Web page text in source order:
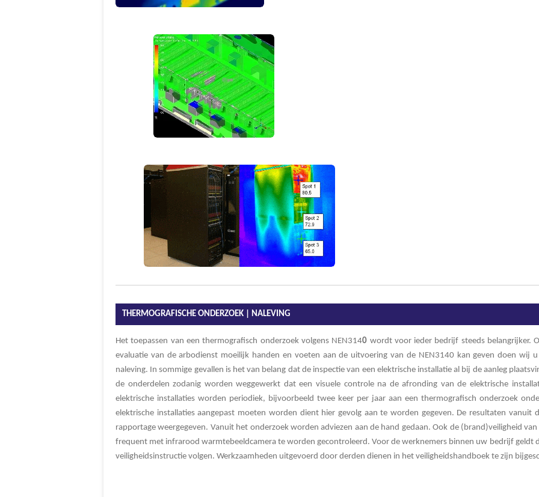
THERMOGRAFISCHE ONDERZOEK | NALEVING
Het toepassen van een thermografisch onderzoek volgens NEN3140 wordt voor ieder bedrijf steeds belangrijker.
evaluatie van de arbodienst moeilijk handen en voeten aan de uitvoering van de NEN3140 kan geven doen wij
naleving. In sommige gevallen is het van belang dat de inspectie van een elektrische installatie al bij de aanleg
de onderdelen zodanig worden weggewerkt dat een visuele controle na de afronding van de elektrische
elektrische installaties worden periodiek, bijvoorbeeld twee keer per jaar aan een thermografisch onderzoek
elektrische installaties aangepast moeten worden dient hier gevolg aan te worden gegeven. De resultaten vanuit
rapportage weergegeven. Vanuit het onderzoek worden adviezen aan de hand gedaan. Ook de (brand)veiligheid
frequent met infrarood warmtebeeldcamera te worden gecontroleerd. Voor de werknemers binnen uw bedrijf geldt
veiligheidsinstructie volgen. Werkzaamheden uitgevoerd door derden dienen in het veiligheidshandboek te zijn